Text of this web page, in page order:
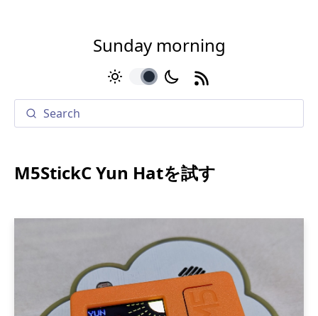
Sunday morning
toggle
M5StickC Yun Hatを試す